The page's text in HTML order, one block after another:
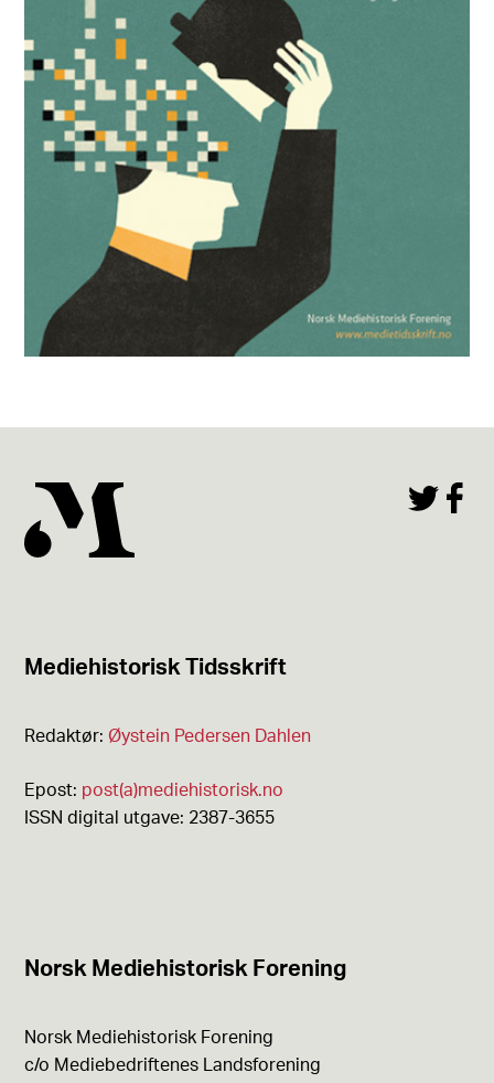
Mediehistorisk Tidsskrift
Redaktør: Øystein Pedersen Dahlen
Epost: post(a)mediehistorisk.no
ISSN digital utgave: 2387-3655
Norsk Mediehistorisk Forening
Norsk Mediehistorisk Forening
c/o Mediebedriftenes Landsforening